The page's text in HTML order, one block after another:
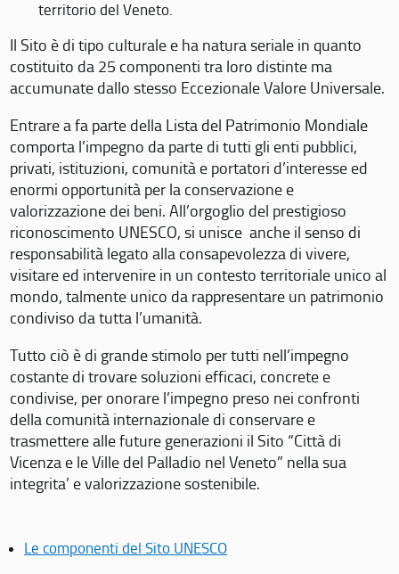
territorio del Veneto.
Il Sito è di tipo culturale e ha natura seriale in quanto
costituito da 25 componenti tra loro distinte ma
accumunate dallo stesso Eccezionale Valore Universale.
Entrare a fa parte della Lista del Patrimonio Mondiale
comporta l’impegno da parte di tutti gli enti pubblici,
privati, istituzioni, comunità e portatori d’interesse ed
enormi opportunità per la conservazione e
valorizzazione dei beni. All’orgoglio del prestigioso
riconoscimento UNESCO, si unisce anche il senso di
responsabilità legato alla consapevolezza di vivere,
visitare ed intervenire in un contesto territoriale unico al
mondo, talmente unico da rappresentare un patrimonio
condiviso da tutta l’umanità.
Tutto ciò è di grande stimolo per tutti nell’impegno
costante di trovare soluzioni efficaci, concrete e
condivise, per onorare l’impegno preso nei confronti
della comunità internazionale di conservare e
trasmettere alle future generazioni il Sito “Città di
Vicenza e le Ville del Palladio nel Veneto” nella sua
integrita’ e valorizzazione sostenibile.
Le componenti del Sito UNESCO